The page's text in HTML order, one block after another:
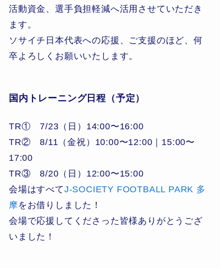
活動資金、選手負担軽減へ活用させていただき
ます。
ソサイチ日本代表への応援、ご支援のほど、何
卒よろしくお願いいたします。
国内トレーニング日程（予定）
TR① 7/23（日）14:00〜16:00
TR② 8/11（金祝）10:00〜12:00｜15:00〜
17:00
TR③ 8/20（日）12:00〜15:00
会場はすべてJ-SOCIETY FOOTBALL PARK 多
摩をお借りしました！
会場で応援してくださった皆様ありがとうござ
いました！